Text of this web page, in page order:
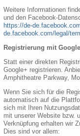
Weitere Informationen
und den Facebook-
https://de-
de.facebook.com/legal/
Registrierung mit
Statt einer direkten
Google+ registrieren.
Amphitheatre Parkway,
Wenn Sie sich für die
automatisch auf die
sich mit Ihren
mit unserer Website bzw.
Verknüpfung erhalten wir
Dies sind vor allem: